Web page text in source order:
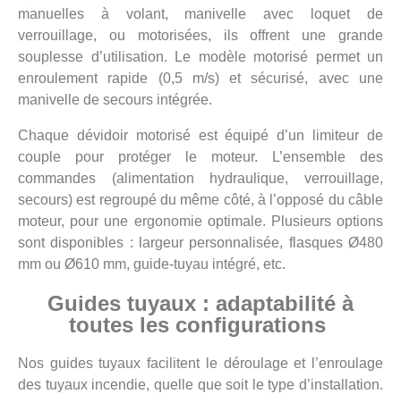
manuelles à volant, manivelle avec loquet de
verrouillage, ou motorisées, ils offrent une grande
souplesse d’utilisation. Le modèle motorisé permet un
enroulement rapide (0,5 m/s) et sécurisé, avec une
manivelle de secours intégrée.
Chaque dévidoir motorisé est équipé d’un limiteur de
couple pour protéger le moteur. L’ensemble des
commandes (alimentation hydraulique, verrouillage,
secours) est regroupé du même côté, à l’opposé du câble
moteur, pour une ergonomie optimale. Plusieurs options
sont disponibles : largeur personnalisée, flasques Ø480
mm ou Ø610 mm, guide-tuyau intégré, etc.
Guides tuyaux : adaptabilité à
toutes les configurations
Nos guides tuyaux facilitent le déroulage et l’enroulage
des tuyaux incendie, quelle que soit le type d’installation.